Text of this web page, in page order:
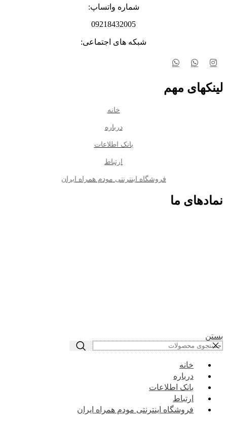
شماره واتساپ:
09218432005
شبکه های اجتماعی:
لینکهای مهم
خانه
درباره
بانک اطلاعات
ارتباط
فروشگاه اینترنتی مودم همراه ایران
نمادهای ما
بستن
خانه
درباره
بانک اطلاعات
ارتباط
فروشگاه اینترنتی مودم همراه ایران